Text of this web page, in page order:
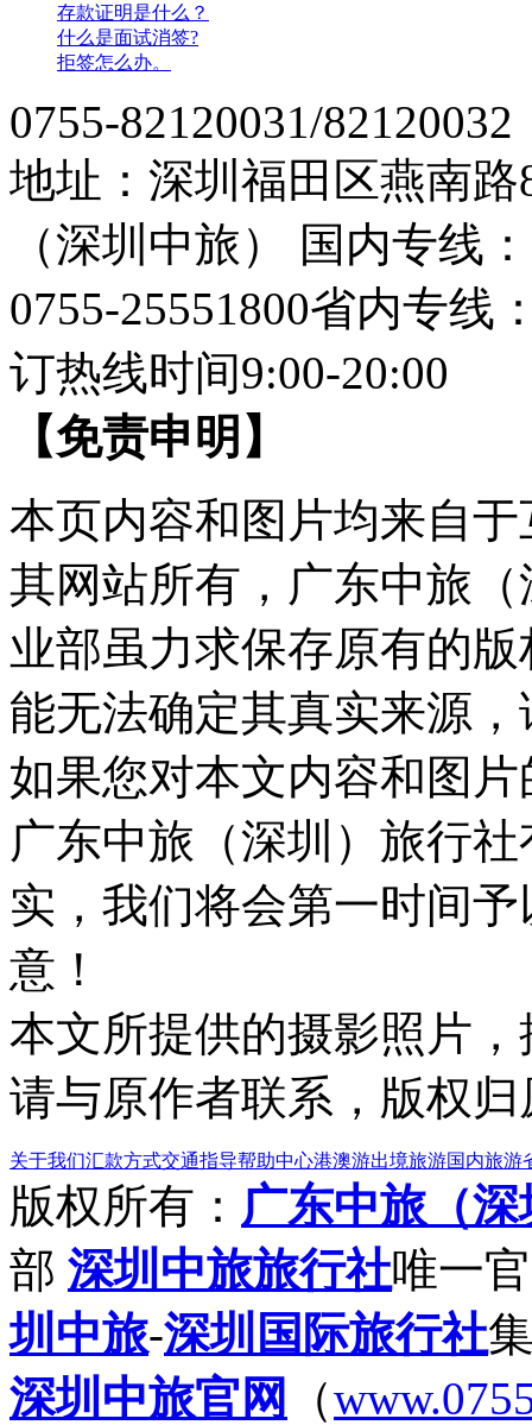
存款证明是什么？
什么是面试消签?
拒签怎么办。
0755-82120031/82120032
地址：深圳福田区燕南
（深圳中旅）
国内专线
0755-25551800省内专线
订热线时间9:00-20:00
【免责申明】
本页内容和图片均来自
其网站所有，广东中旅
业部虽力求保存原有的
能无法确定其真实来源
如果您对本文内容和图
广东中旅（深圳）旅行
实，我们将会第一时间
意！
本文所提供的摄影照片
请与原作者联系，版权
关于我们汇款方式交通指导帮助中心港澳游出境旅游国内旅游
版权所有： 广东中旅（
部 深圳中旅旅行社唯一
圳中旅-深圳国际旅行社
深圳中旅官网
（